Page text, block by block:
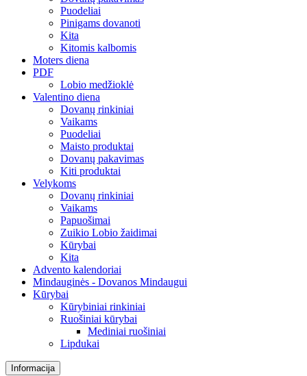
Puodeliai
Pinigams dovanoti
Kita
Kitomis kalbomis
Moters diena
PDF
Lobio medžioklė
Valentino diena
Dovanų rinkiniai
Vaikams
Puodeliai
Maisto produktai
Dovanų pakavimas
Kiti produktai
Velykoms
Dovanų rinkiniai
Vaikams
Papuošimai
Zuikio Lobio žaidimai
Kūrybai
Kita
Advento kalendoriai
Mindauginės - Dovanos Mindaugui
Kūrybai
Kūrybiniai rinkiniai
Ruošiniai kūrybai
Mediniai ruošiniai
Lipdukai
Informacija